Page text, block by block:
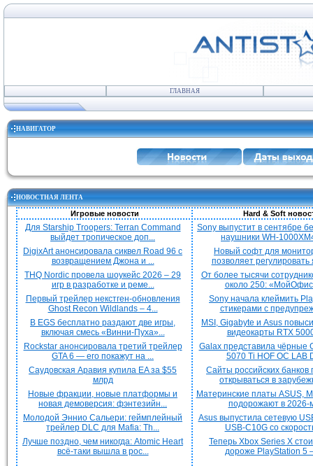
ГЛАВНАЯ
НАВИГАТОР
НОВОСТНАЯ ЛЕНТА
Игровые новости Hard & Soft
Для Starship Troopers: Terran Command
выйдет тропическое доп...
DigixArt анонсировала сиквел Road 96 с
возвращением Джона и ...
THQ Nordic провела шоукейс 2026 – 29
игр в разработке и реме...
Первый трейлер некстген-обновления
Ghost Recon Wildlands – 4...
В EGS бесплатно раздают две игры,
включая смесь «Винни-Пуха»...
Rockstar анонсировала третий трейлер
GTA 6 — его покажут на ...
Саудовская Аравия купила EA за $55
млрд
Новые фракции, новые платформы и
новая демоверсия: фэнтезийн...
Молодой Эннио Сальери: геймплейный
трейлер DLC для Mafia: Th...
Лучше поздно, чем никогда: Atomic Heart
всё-таки вышла в рос...
Sony выпустит в сентябре
наушники WH-
Новый софт для
позволяет регулировать
От более тысячи
около 250:
Sony начала клеймить
стикерами с
MSI, Gigabyte и Asus
видеокарты RTX
Galax представила чёрные
5070 Ti HOF OC LAB
Сайты российских банков
открываться в
Материнские платы ASUS,
подорожают в
Asus выпустила сетевую
USB-C10G со
Теперь Xbox Series X
дороже PlayStation 5